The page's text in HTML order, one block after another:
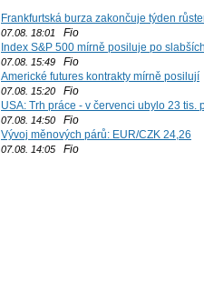
Frankfurtská burza zakončuje týden
07.08. 18:01
Fio
Index S&P 500 mírně posiluje po
07.08. 15:49 Fio
Americké futures kontrakty mírně posilují
07.08. 15:20 Fio
USA: Trh práce - v červenci ubylo 23 tis.
07.08. 14:50 Fio
Vývoj měnových párů: EUR/CZK 24,26
07.08. 14:05 Fio